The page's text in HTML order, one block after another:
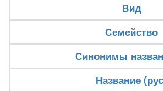
Вид
Семейство
Синонимы
Название